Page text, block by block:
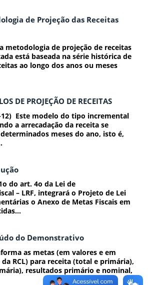
de Projeção das Receitas
metodologia de projeção de receitas
está baseada na série histórica de
ao longo dos anos ou meses
DE PROJEÇÃO DE RECEITAS
12) Este modelo do tipo incremental
a arrecadação da receita se
meses do ano, isto é,
do art. 4o da Lei de
– LRF, integrará o Projeto de Lei
o Anexo de Metas Fiscais em
do Demonstrativo
as metas (em valores e em
RCL) para receita (total e primária),
resultados primário e nominal,